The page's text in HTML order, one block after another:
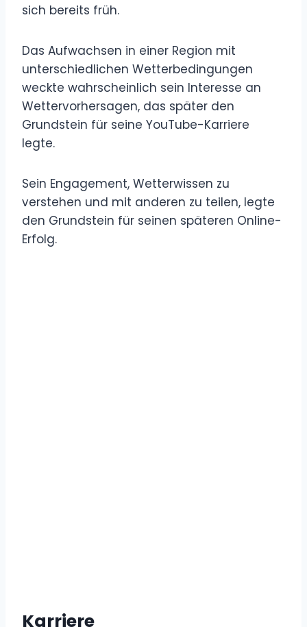
sich bereits früh.
Das Aufwachsen in einer Region mit
unterschiedlichen Wetterbedingungen
weckte wahrscheinlich sein Interesse an
Wettervorhersagen, das später den
Grundstein für seine YouTube-Karriere
legte.
Sein Engagement, Wetterwissen zu
verstehen und mit anderen zu teilen, legte
den Grundstein für seinen späteren Online-
Erfolg.
Karriere